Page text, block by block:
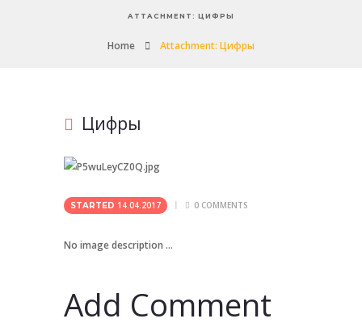
ATTACHMENT: ЦИФРЫ
Home Attachment: Цифры
Цифры
STARTED 14.04.2017 0COMMENTS
No image description ...
Add Comment